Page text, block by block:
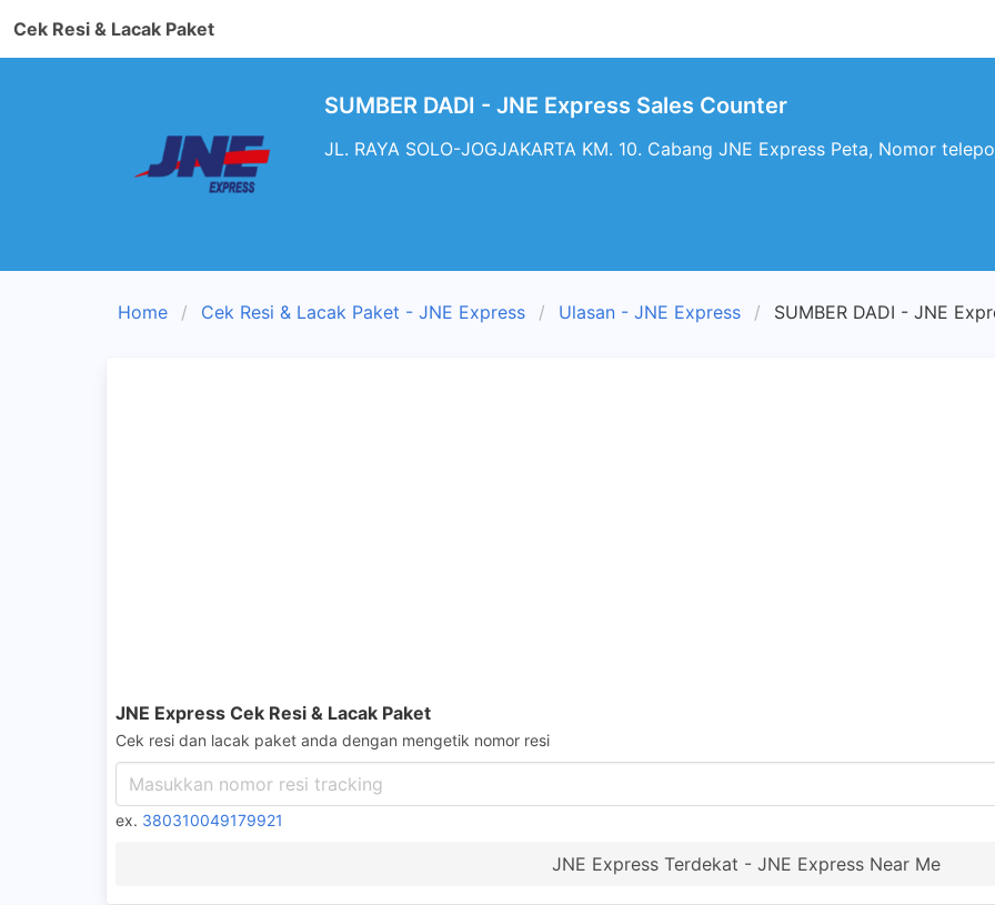
Cek Resi & Lacak Paket
SUMBER DADI - JNE Express Sales Counter
JL. RAYA SOLO-JOGJAKARTA KM. 10. Cabang JNE Express Peta, Nomor
Home Cek Resi & Lacak Paket - JNE Express Ulasan - JNE Express SUMBER DADI - JNE
JNE Express Cek Resi & Lacak Paket
Cek resi dan lacak paket anda dengan mengetik nomor resi
ex. 380310049179921
JNE Express Terdekat - JNE Express Near Me